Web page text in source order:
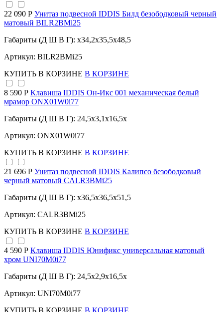
22 090 Р Унитаз подвесной IDDIS Билд безободковый черный
матовый BILR2BMi25
Габариты (Д Ш В Г): x34,2x35,5x48,5
Артикул: BILR2BMi25
КУПИТЬ В КОРЗИНЕ В КОРЗИНЕ
8 590 Р Клавиша IDDIS Он-Икс 001 механическая белый
мрамор ONX01W0i77
Габариты (Д Ш В Г): 24,5x3,1x16,5x
Артикул: ONX01W0i77
КУПИТЬ В КОРЗИНЕ В КОРЗИНЕ
21 696 Р Унитаз подвесной IDDIS Калипсо безободковый
черный матовый CALR3BMi25
Габариты (Д Ш В Г): x36,5x36,5x51,5
Артикул: CALR3BMi25
КУПИТЬ В КОРЗИНЕ В КОРЗИНЕ
4 590 Р Клавиша IDDIS Юнификс универсальная матовый
хром UNI70M0i77
Габариты (Д Ш В Г): 24,5x2,9x16,5x
Артикул: UNI70M0i77